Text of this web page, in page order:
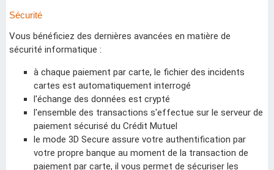
Sécurité
Vous bénéficiez des dernières avancées en matière de
sécurité informatique :
à chaque paiement par carte, le fichier des incidents
cartes est automatiquement interrogé
l'échange des données est crypté
l'ensemble des transactions s'effectue sur le serveur de
paiement sécurisé du Crédit Mutuel
le mode 3D Secure assure votre authentification par
votre propre banque au moment de la transaction de
paiement par carte, il vous permet de sécuriser les